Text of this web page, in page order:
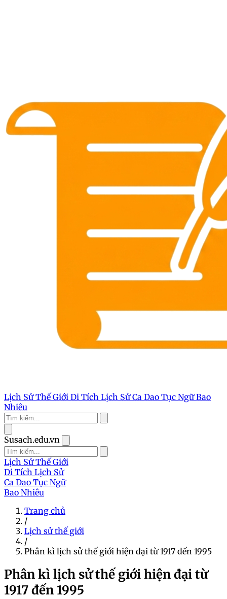
Lịch Sử Thế Giới Di Tích Lịch SửCa Dao Tục NgữBao
Nhiêu
Susach.edu.vn
Lịch Sử Thế Giới
Di Tích Lịch Sử
Ca Dao Tục Ngữ
Bao Nhiêu
Trang chủ
/
Lịch sử thế giới
/
Phân kì lịch sử thế giới hiện đại từ 1917 đến 1995
Phân kì lịch sử thế giới hiện đại từ
1917 đến 1995